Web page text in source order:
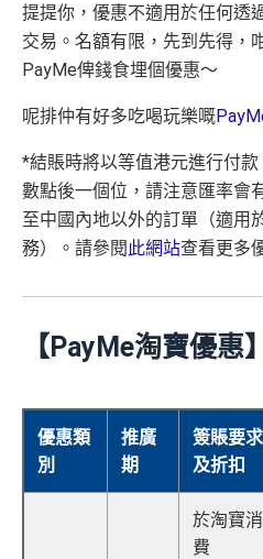
提提你，優惠不適用於任何透
交易。名額有限，先到先得，
PayMe俾錢食埋個優惠～
呢排仲有好多吃喝玩樂嘅
*結賬時將以等值港元進行付
數點後一個位，請注意匯率會
至中國內地以外的訂單（適用
務）。請參閱 此網站查看更多
【PayMe淘寶優惠
優惠類
別
推廣
期
簽賬要求
及折扣
於淘寶消
費